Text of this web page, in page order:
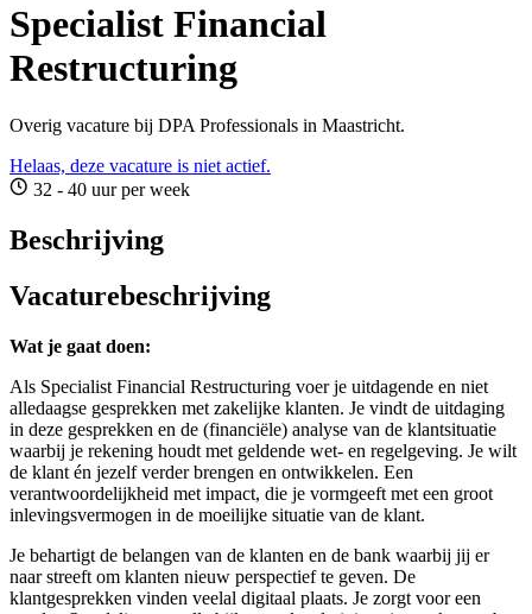
Specialist Financial
Restructuring
Overig vacature bij DPA Professionals in Maastricht.
Helaas, deze vacature is niet actief.
32 - 40 uur per week
Beschrijving
Vacaturebeschrijving
Wat je gaat doen:
Als Specialist Financial Restructuring voer je uitdagende en niet
alledaagse gesprekken met zakelijke klanten. Je vindt de uitdaging
in deze gesprekken en de (financiële) analyse van de klantsituatie
waarbij je rekening houdt met geldende wet- en regelgeving. Je wilt
de klant én jezelf verder brengen en ontwikkelen. Een
verantwoordelijkheid met impact, die je vormgeeft met een groot
inlevingsvermogen in de moeilijke situatie van de klant.
Je behartigt de belangen van de klanten en de bank waarbij jij er
naar streeft om klanten nieuw perspectief te geven. De
klantgesprekken vinden veelal digitaal plaats. Je zorgt voor een